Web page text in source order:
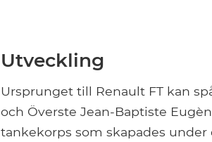
Utveckling
Ursprunget till Renault FT kan
och Överste Jean-Baptiste
tankekorps som skapades